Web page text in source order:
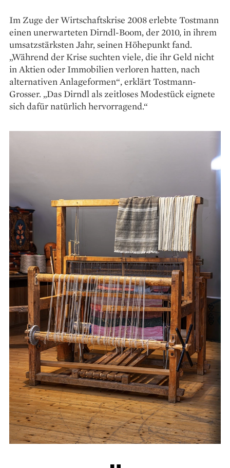
Im Zuge der Wirtschaftskrise 2008 erlebte Tostmann
einen unerwarteten Dirndl-Boom, der 2010, in ihrem
umsatzstärksten Jahr, seinen Höhe­punkt fand.
„Während der Krise suchten viele, die ihr Geld nicht
in Aktien oder Immo­bilien verloren hatten, nach
alternativen Anlage­formen“, erklärt Tostmann-
Grosser. „Das Dirndl als zeitloses Modestück eignete
sich dafür natürlich hervorragend.“